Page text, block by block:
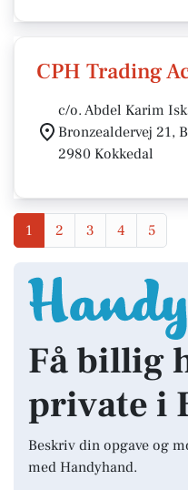
CPH Trading
c/o. Abdel Karim
Bronzealdervej 21,
2980 Kokkedal
1 2 3 4 5
Få billig
private i
Beskriv din opgave og
med Handyhand.